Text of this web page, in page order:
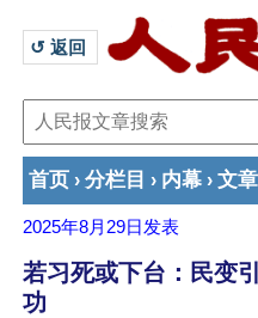
↺ 返回
首页 › 分栏目 › 内幕 › 文章
2025年8月29日 发表
若习死或下台：民变
功